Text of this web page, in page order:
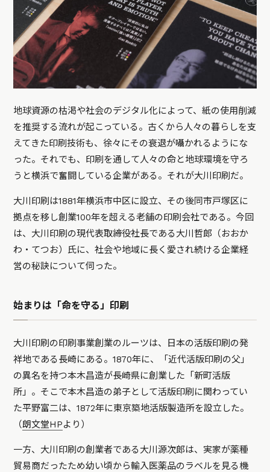
地球資源の枯渇や社会のデジタル化によって、紙の使用削減
を推奨する流れが起こっている。古くから人々の暮らしを支
えてきた印刷技術も、徐々にその衰退が囁かれるようにな
った。それでも、印刷を通して人々の命と地球環境を守ろ
うと横浜で奮闘している企業がある。それが大川印刷だ。
大川印刷は1881年横浜市中区に設立、その後同市戸塚区に
拠点を移し創業100年を超える老舗の印刷会社である。今回
は、大川印刷の現代表取締役社長である大川哲郎（おおか
わ・てつお）氏に、社会や地域に長く愛され続ける企業経
営の秘訣について伺った。
始まりは「命を守る」印刷
大川印刷の印刷事業創業のルーツは、日本の活版印刷の発
祥地である長崎にある。1870年に、「近代活版印刷の父」
の異名を持つ本木昌造が長崎県に創業した「新町活版
所」。そこで本木昌造の弟子として活版印刷に関わってい
た平野富二は、1872年に東京築地活版製造所を設立した。
（朗文堂HPより）
一方、大川印刷の創業者である大川源次郎は、実家が薬種
貿易商だったため幼い頃から輸入医薬品のラベルを見る機